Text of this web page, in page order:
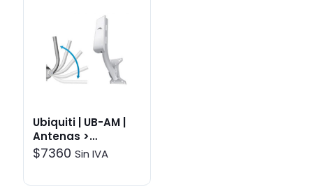
Ubiquiti | UB-AM |
Antenas >
Accesorios
$7360 Sin IVA